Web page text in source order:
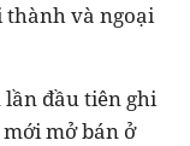
thành và ngoại
lần đầu tiên ghi
mở bán ở